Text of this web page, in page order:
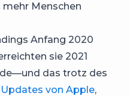
mehr Menschen
Anfang 2020
sie 2021
das trotz des
Updates von Apple,